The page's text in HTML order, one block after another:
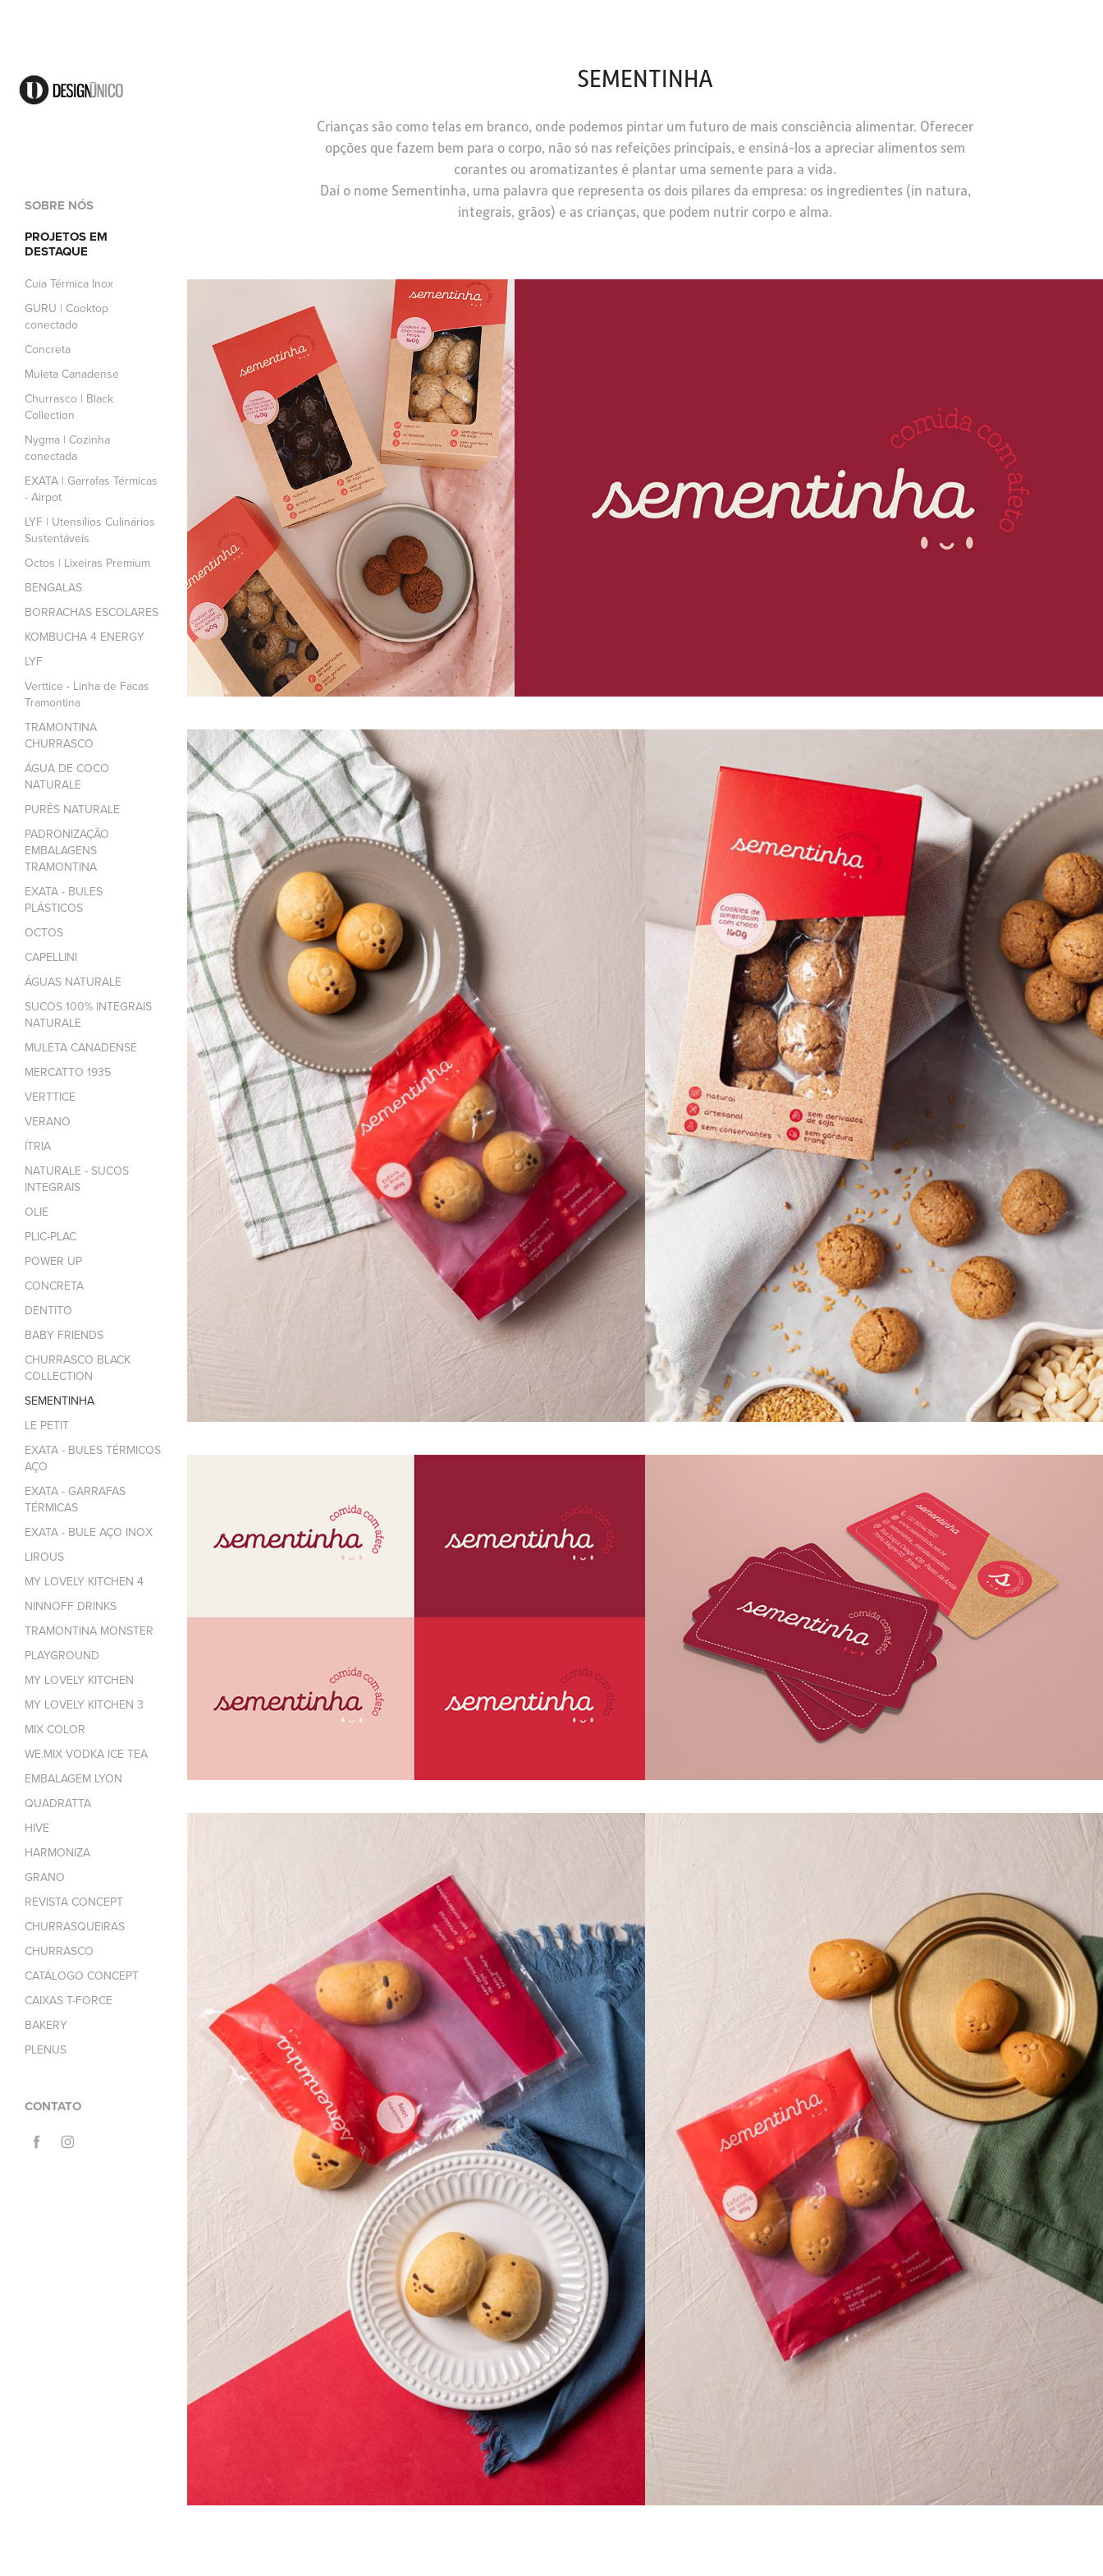
SOBRE NÓS
PROJETOS EM
DESTAQUE
Cuia Térmica Inox
GURU | Cooktop
conectado
Concreta
Muleta Canadense
Churrasco | Black
Collection
Nygma | Cozinha
conectada
EXATA | Garrafas Térmicas
- Airpot
LYF | Utensílios Culinários
Sustentáveis
Octos | Lixeiras Premium
BENGALAS
BORRACHAS ESCOLARES
KOMBUCHA 4 ENERGY
LYF
Verttice - Linha de Facas
Tramontina
TRAMONTINA
CHURRASCO
ÁGUA DE COCO
NATURALE
PURÊS NATURALE
PADRONIZAÇÃO
EMBALAGENS
TRAMONTINA
EXATA - BULES
PLÁSTICOS
OCTOS
CAPELLINI
ÁGUAS NATURALE
SUCOS 100% INTEGRAIS
NATURALE
MULETA CANADENSE
MERCATTO 1935
VERTTICE
VERANO
ÍTRIA
NATURALE - SUCOS
INTEGRAIS
OLIE
PLIC-PLAC
POWER UP
CONCRETA
DENTITO
BABY FRIENDS
CHURRASCO BLACK
COLLECTION
SEMENTINHA
LE PETIT
EXATA - BULES TÉRMICOS
AÇO
EXATA - GARRAFAS
TÉRMICAS
EXATA - BULE AÇO INOX
LIROUS
MY LOVELY KITCHEN 4
NINNOFF DRINKS
TRAMONTINA MONSTER
PLAYGROUND
MY LOVELY KITCHEN
MY LOVELY KITCHEN 3
MIX COLOR
WE.MIX VODKA ICE TEA
EMBALAGEM LYON
QUADRATTA
HIVE
HARMONIZA
GRANO
REVISTA CONCEPT
CHURRASQUEIRAS
CHURRASCO
CATÁLOGO CONCEPT
CAIXAS T-FORCE
BAKERY
PLENUS
CONTATO
SEMENTINHA
Crianças são como telas em branco, onde podemos pintar um futuro de mais consciência alimentar. Oferecer
opções que fazem bem para o corpo, não só nas refeições principais, e ensiná-los a apreciar alimentos sem
corantes ou aromatizantes é plantar uma semente para a vida.
Daí o nome Sementinha, uma palavra que representa os dois pilares da empresa: os ingredientes (in natura,
integrais, grãos) e as crianças, que podem nutrir corpo e alma.